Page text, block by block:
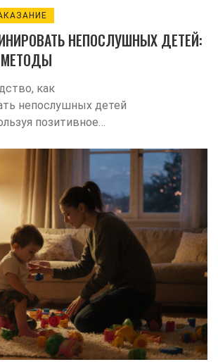
НЕПОСЛУШНЫХ ДЕТЕЙ:
как
непослушных детей
позитивное
регуляцию.